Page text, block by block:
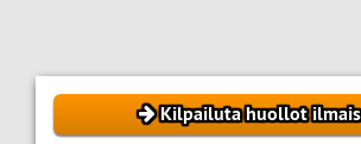
Kilpailuta huollot